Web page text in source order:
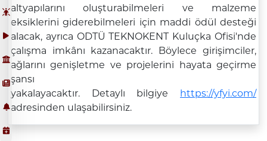
altyapılarını oluşturabilmeleri ve malzeme
eksiklerini giderebilmeleri için maddi ödül desteği
alacak, ayrıca ODTÜ TEKNOKENT Kuluçka Ofisi'nde
çalışma imkânı kazanacaktır. Böylece girişimciler,
ağlarını genişletme ve projelerini hayata geçirme
şansı
yakalayacaktır. Detaylı bilgiye https://yfyi.com/
adresinden ulaşabilirsiniz.